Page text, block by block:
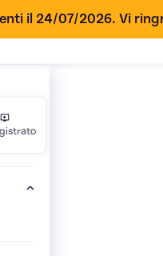
il 24/07/2026. Vi